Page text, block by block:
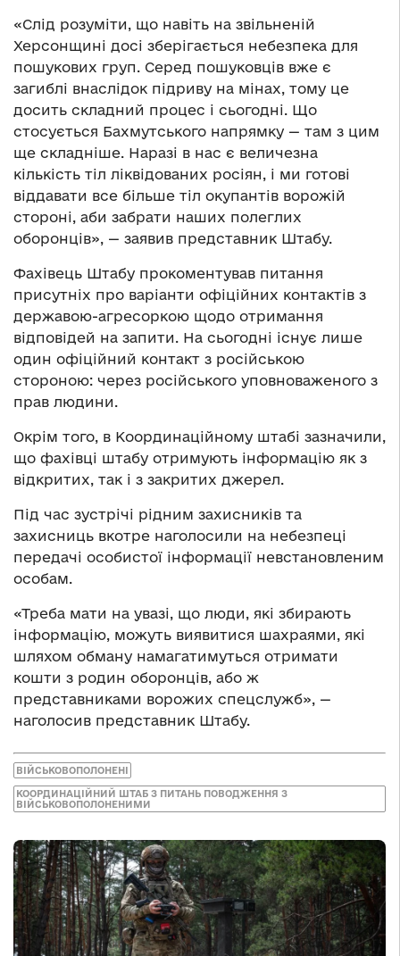
«Слід розуміти, що навіть на звільненій
Херсонщині досі зберігається небезпека для
пошукових груп. Серед пошуковців вже є
загиблі внаслідок підриву на мінах, тому це
досить складний процес і сьогодні. Що
стосується Бахмутського напрямку — там з цим
ще складніше. Наразі в нас є величезна
кількість тіл ліквідованих росіян, і ми готові
віддавати все більше тіл окупантів ворожій
стороні, аби забрати наших полеглих
оборонців», — заявив представник Штабу.
Фахівець Штабу прокоментував питання
присутніх про варіанти офіційних контактів з
державою-агресоркою щодо отримання
відповідей на запити. На сьогодні існує лише
один офіційний контакт з російською
стороною: через російського уповноваженого з
прав людини.
Окрім того, в Координаційному штабі зазначили,
що фахівці штабу отримують інформацію як з
відкритих, так і з закритих джерел.
Під час зустрічі рідним захисників та
захисниць вкотре наголосили на небезпеці
передачі особистої інформації невстановленим
особам.
«Треба мати на увазі, що люди, які збирають
інформацію, можуть виявитися шахраями, які
шляхом обману намагатимуться отримати
кошти з родин оборонців, або ж
представниками ворожих спецслужб», —
наголосив представник Штабу.
ВІЙСЬКОВОПОЛОНЕНІ
КООРДИНАЦІЙНИЙ ШТАБ З ПИТАНЬ ПОВОДЖЕННЯ З
ВІЙСЬКОВОПОЛОНЕНИМИ